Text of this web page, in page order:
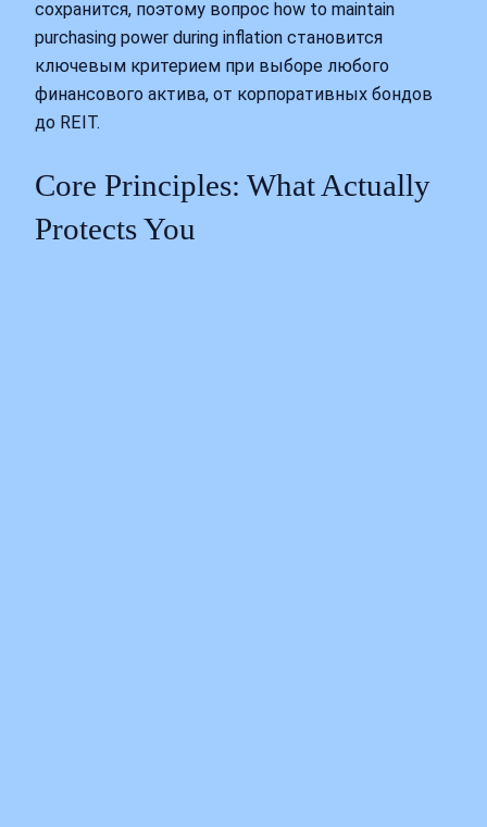
сохранится, поэтому вопрос how to maintain
purchasing power during inflation становится
ключевым критерием при выборе любого
финансового актива, от корпоративных бондов
до REIT.
Core Principles: What Actually
Protects You